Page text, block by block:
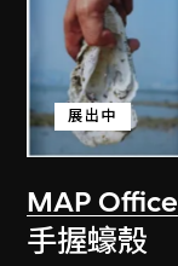
MAP Office
展出中
手握蠔殼